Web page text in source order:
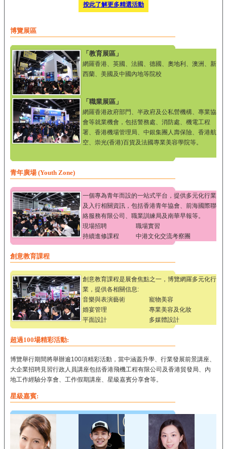
按此了解更多精選活動
博覽展區
「教育展區」
網羅香港、英國、法國、德國、奧地利、澳洲、新
西蘭、美國及中國內地等院校
「職業展區」
網羅香港政府部門、半政府及公私營機構、專業協
會等就業機會，包括警務處、消防處、機電工程
署、香港機場管理局、中銀集團人壽保險、香港航
空、崇光(香港)百貨及法國專業美容學院等。
青年廣場 (Youth Zone)
一個專為青年而設的一站式平台，提供多元化行業
及入行相關資訊，包括香港青年協會、前海國際聯
絡服務有限公司、職業訓練局及南華早報等。
現場招聘
持續進修課程
職場實習
中港文化交流考察團
創意教育課程
創意教育課程是展會焦點之一，博覽網羅多元化行
業，提供各相關信息:
音樂與表演藝術
婚宴管理
平面設計
寵物美容
專業美容及化妝
多媒體設計
超過100場精彩活動:
博覽舉行期間將舉辦逾100項精彩活動，當中涵蓋升學、行業發展前景講座、
大企業招聘見習行政人員講座包括香港飛機工程有限公司及香港貿發局、內
地工作經驗分享會、工作假期講座、星級嘉賓分享會等。
星級嘉賓: